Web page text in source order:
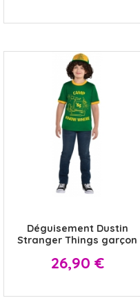
Déguisement Dustin
Stranger Things garçon
Prix
26,90 €